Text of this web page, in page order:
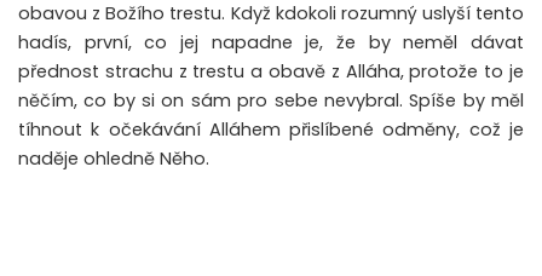
obavou z Božího trestu. Když kdokoli rozumný uslyší tento
hadís, první, co jej napadne je, že by neměl dávat
přednost strachu z trestu a obavě z Alláha, protože to je
něčím, co by si on sám pro sebe nevybral. Spíše by měl
tíhnout k očekávání Alláhem přislíbené odměny, což je
naděje ohledně Něho.